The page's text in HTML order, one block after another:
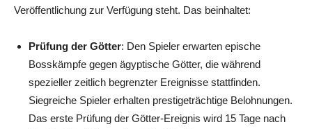
Veröffentlichung zur Verfügung steht. Das beinhaltet:
Prüfung der Götter: Den Spieler erwarten epische
Bosskämpfe gegen ägyptische Götter, die während
spezieller zeitlich begrenzter Ereignisse stattfinden.
Siegreiche Spieler erhalten prestigeträchtige Belohnungen.
Das erste Prüfung der Götter-Ereignis wird 15 Tage nach